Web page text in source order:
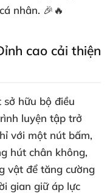
nhân. 🎉🔥
cao cải thiện
sở hữu bộ điều
luyện tập trở
với một nút bấm,
hút chân không,
vật để tăng cường
gian giữ áp lực